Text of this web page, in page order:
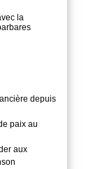
la
depuis
paix au
aux